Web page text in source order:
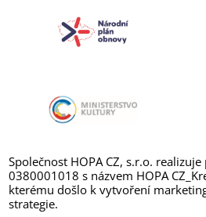
Společnost HOPA CZ, s.r.o.
0380001018 s názvem HOPA
kterému došlo k vytvoření
strategie.